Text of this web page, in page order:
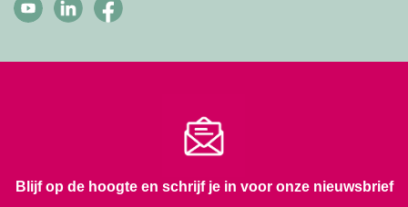
Blijf op de hoogte en schrijf je in voor onze nieuwsbrief